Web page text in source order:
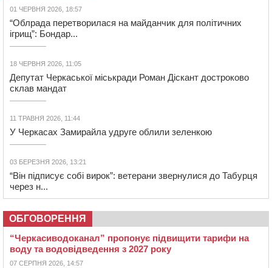
01 ЧЕРВНЯ 2026, 18:57
“Облрада перетворилася на майданчик для політичних
ігрищ”: Бондар...
18 ЧЕРВНЯ 2026, 11:05
Депутат Черкаської міськради Роман Діскант достроково
склав мандат
11 ТРАВНЯ 2026, 11:44
У Черкасах Замирайла удруге облили зеленкою
03 БЕРЕЗНЯ 2026, 13:21
“Він підписує собі вирок”: ветерани звернулися до Табурця
через н...
ОБГОВОРЕННЯ
“Черкасиводоканал” пропонує підвищити тарифи на
воду та водовідведення з 2027 року
07 СЕРПНЯ 2026, 14:57